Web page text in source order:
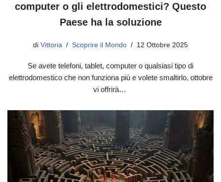
computer o gli elettrodomestici? Questo
Paese ha la soluzione
di Vittoria Scoprire il Mondo 12 Ottobre 2025
Se avete telefoni, tablet, computer o qualsiasi tipo di
elettrodomestico che non funziona più e volete smaltirlo, ottobre
vi offrirà…